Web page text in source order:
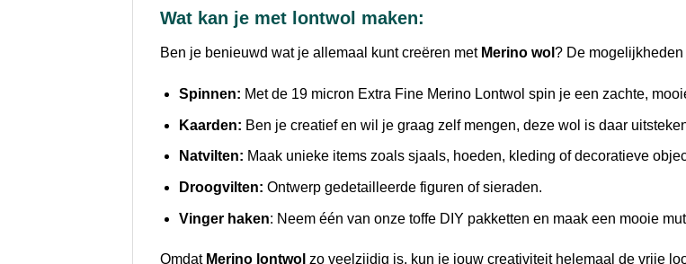
Wat kan je met lontwol maken:
Ben je benieuwd wat je allemaal kunt creëren met Merino wol ? De
Spinnen: Met de 19 micron Extra Fine Merino Lontwol spin je een zachte,
Kaarden: Ben je creatief en wil je graag zelf mengen, deze wol is daar
Natvilten: Maak unieke items zoals sjaals, hoeden, kleding of decoratieve
Droogvilten: Ontwerp gedetailleerde figuren of sieraden.
Vinger haken: Neem één van onze toffe DIY pakketten en maak een mooie
Omdat Merino lontwol zo veelzijdig is, kun je jouw creativiteit helemaal de vrije